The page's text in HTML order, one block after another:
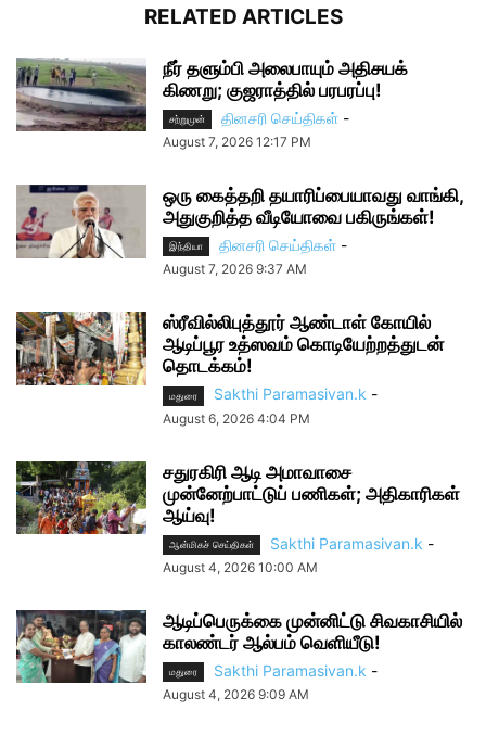
RELATED ARTICLES
நீர் தளும்பி அலைபாயும் அதிசயக்
கிணறு; குஜராத்தில் பரபரப்பு!
சற்றுமுன் தினசரி செய்திகள் -
August 7, 2026 12:17 PM
ஒரு கைத்தறி தயாரிப்பையாவது வாங்கி,
அதுகுறித்த வீடியோவை பகிருங்கள்!
இந்தியா தினசரி செய்திகள் -
August 7, 2026 9:37 AM
ஸ்ரீவில்லிபுத்தூர் ஆண்டாள் கோயில்
ஆடிப்பூர உத்ஸவம் கொடியேற்றத்துடன்
தொடக்கம்!
மதுரை Sakthi Paramasivan.k -
August 6, 2026 4:04 PM
சதுரகிரி ஆடி அமாவாசை
முன்னேற்பாட்டுப் பணிகள்; அதிகாரிகள்
ஆய்வு!
ஆன்மிகச் செய்திகள் Sakthi Paramasivan.k -
August 4, 2026 10:00 AM
ஆடிப்பெருக்கை முன்னிட்டு சிவகாசியில்
காலண்டர் ஆல்பம் வெளியீடு!
மதுரை Sakthi Paramasivan.k -
August 4, 2026 9:09 AM